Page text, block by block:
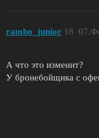
rambo_junior 18
А что это изменит?
У бронебойщика с